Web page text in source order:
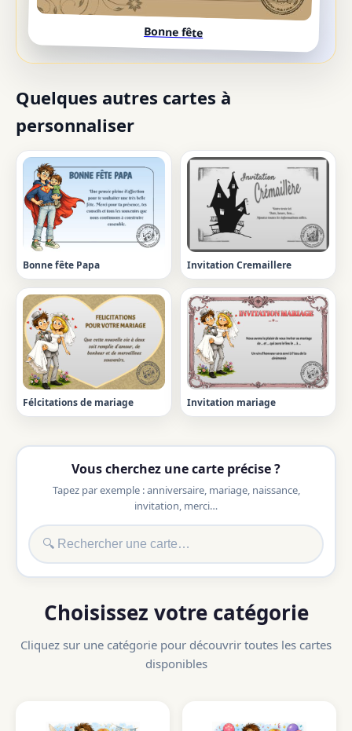
Bonne fête
Quelques autres cartes à
personnaliser
Bonne fête Papa Invitation Cremaillere
Félcitations de mariage Invitation mariage
Vous cherchez une carte précise ?
Tapez par exemple : anniversaire, mariage, naissance,
invitation, merci…
Choisissez votre catégorie
Cliquez sur une catégorie pour découvrir toutes les cartes
disponibles